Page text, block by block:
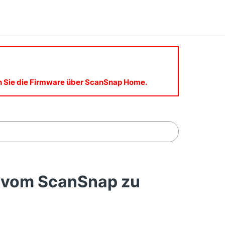
die Firmware über ScanSnap Home.
ScanSnap zu